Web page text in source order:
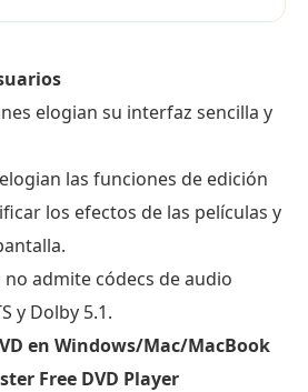
elogian su interfaz sencilla y
las funciones de edición
los efectos de las películas y
admite códecs de audio
y Dolby 5.1.
en Windows/Mac/MacBook
Free DVD Player